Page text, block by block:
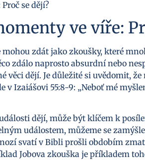
ve víře:
zdát jako zkoušky, které
zdálo naprosto absurdní nebo
věci dějí. Je důležité si uvědomit,
v Izaiášovi 55:8-9: „Neboť mé
dějí, může být klíčem k
událostem, můžeme se
svatí v Bibli prošli obdobím
Jobova zkouška je příkladem